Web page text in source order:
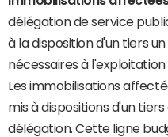
délégation de service
à la disposition d'un tiers
nécessaires à
Les immobilisations
mis à dispositions d'un
délégation. Cette ligne